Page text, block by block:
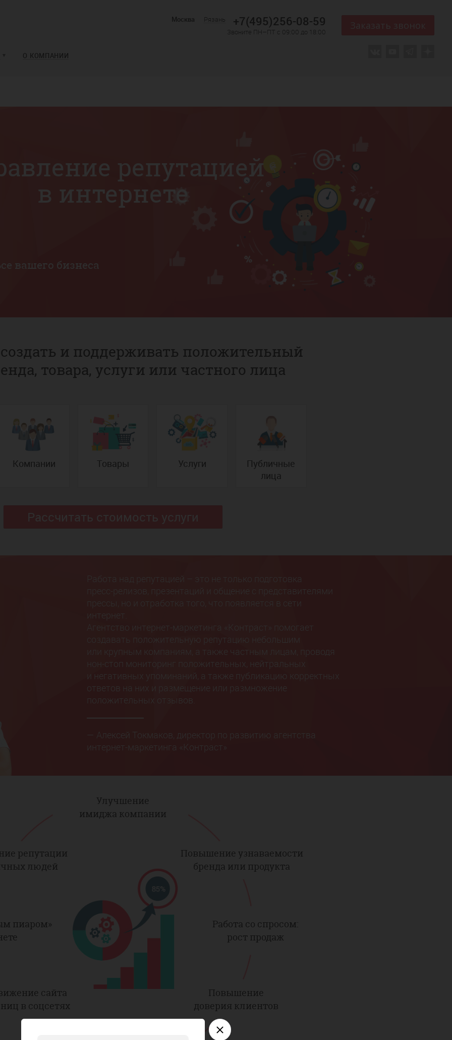
+7(495)256-08-59
Москва
Рязань
Звоните ПН–ПТ с 09:00 до 18:00
О КОМПАНИИ
репутацией
в интернете
вашего бизнеса
и поддерживать положительный
товара, услуги или частного лица
Компании Товары Услуги
Публичные
лица
Работа над репутацией – это не только подготовка
пресс-релизов, презентаций и общение с представителями
прессы, но и отработка того, что появляется в сети
интернет.
Агентство интернет-маркетинга «Контраст» помогает
создавать положительную репутацию небольшим
или крупным компаниям, а также частным лицам, проводя
нон-стоп мониторинг положительных, нейтральных
и негативных упоминаний, а также публикацию корректных
ответов на них и размещение или размножение
положительных отзывов.
— Алексей Токмаков, директор по развитию агентства
интернет-маркетинга «Контраст»
Улучшение
имиджа компании
Повышение узнаваемости
бренда или продукта
Работа со спросом:
рост продаж
Повышение
доверия клиентов
сайта
в соцсетях
пиаром»
репутации
людей